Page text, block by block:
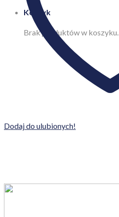
Koszyk
Brak produktów w koszyku.
Dodaj do ulubionych!